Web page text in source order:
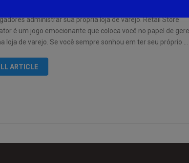
Store Simulator é um jogo de simulação interativo que permite
administrar sua própria loja de varejo. Retail Store
é um jogo emocionante que coloca você no papel de
loja de varejo. Se você sempre sonhou em ter seu próprio …
ARTICLE